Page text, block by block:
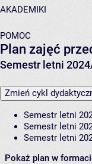
AKADEMIKI
POMOC
Plan zajęć
Semestr letni
Zmień cykl
Semestr letni
Semestr letni
Semestr letni
Pokaż plan w